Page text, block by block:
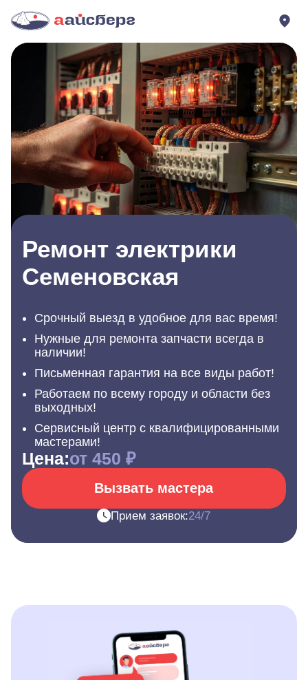
Ремонт электрики
Семеновская
Срочный выезд в удобное для вас время!
Нужные для ремонта запчасти всегда в
наличии!
Письменная гарантия на все виды работ!
Работаем по всему городу и области без
выходных!
Сервисный центр с квалифицированными
мастерами!
Цена:от 450 ₽
Вызвать мастера
Прием заявок:24/7